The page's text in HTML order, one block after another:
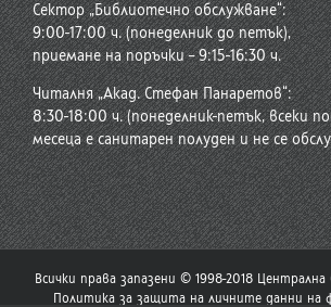
Сектор „Библиотечно обслужване“:
9:00-17:00 ч. (понеделник до петък),
приемане на поръчки – 9:15-16:30 ч.
Читалня „Акад. Стефан Панаретов“:
8:30-18:00 ч. (понеделник-петък, всеки
месеца е санитарен полуден и не се
Всички права запазени © 1998-2018
Политика за защита на личните данни на